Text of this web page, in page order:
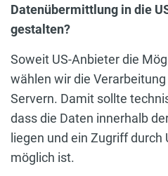
Datenübermittlung in die
gestalten?
Soweit US-Anbieter die
wählen wir die
Servern. Damit sollte
dass die Daten innerhalb
liegen und ein Zugriff durch
möglich ist.